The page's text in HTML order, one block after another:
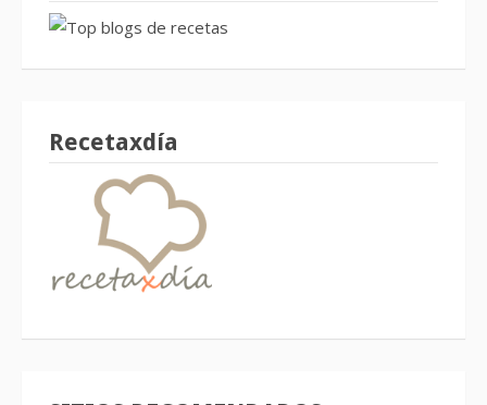
Recetaxdía